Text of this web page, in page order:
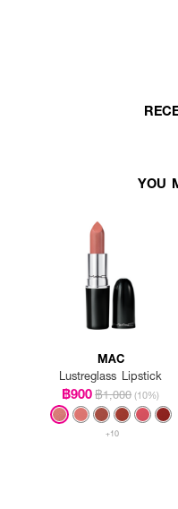
YOU
MAC
Lustreglass Lipstick
฿900฿1,000 (10%)
+10